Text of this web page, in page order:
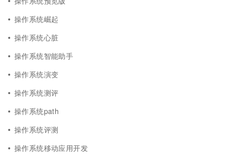
操作系统崛起
操作系统心脏
操作系统智能助手
操作系统演变
操作系统测评
操作系统path
操作系统评测
操作系统移动应用开发